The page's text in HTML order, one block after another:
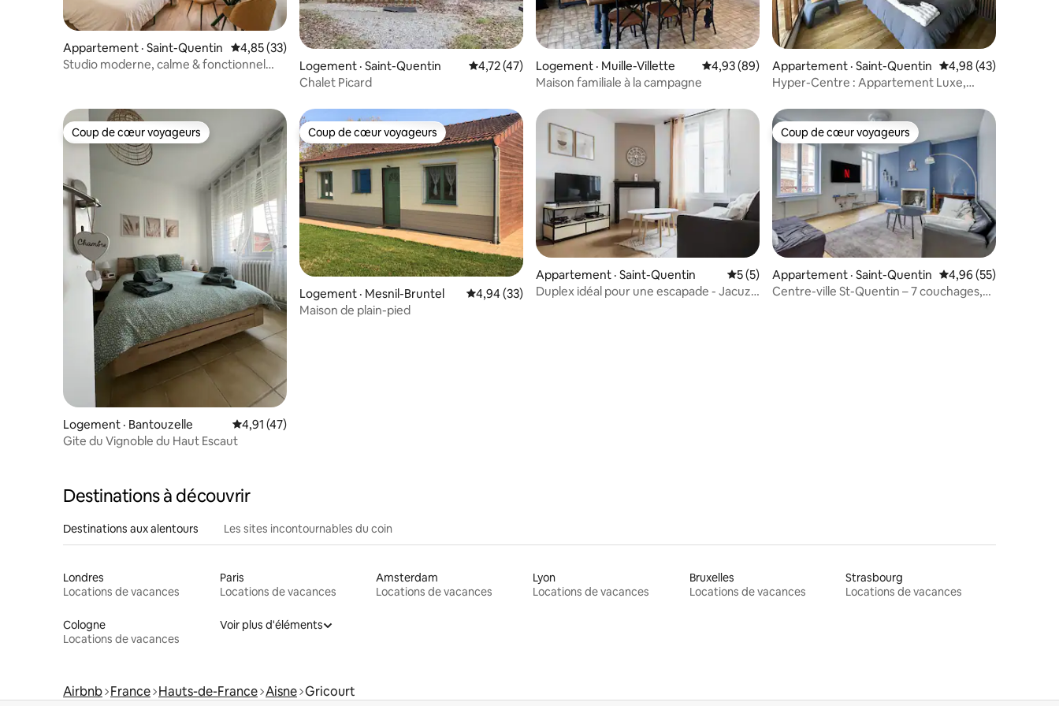
Appartement · Saint-Quentin Note moyenne de 4,85 sur 5, 33 commentaires
4,85 (33)
Studio moderne, calme & fonctionnel
Logement · Saint-Quentin Note moyenne de 4,72 sur 5, 47 commentaires
4,72 (47)
Chalet Picard
Logement · Muille-Villette Note moyenne de 4,93 sur 5, 89 commentaires
4,93 (89)
Maison familiale à la campagne
Appartement · Saint-Quentin Note moyenne de
4,98 (43)
Hyper-Centre : Appartement Luxe,
Coup de cœur voyageurs
Coup de cœur voyageurs
Logement · Bantouzelle Note moyenne de 4,91 sur 5, 47 commentaires
4,91 (47)
Gite du Vignoble du Haut Escaut
Coup de cœur voyageurs
Coup de cœur voyageurs
Logement · Mesnil-Bruntel Note moyenne de 4,94 sur 5, 33 commentaires
4,94 (33)
Maison de plain-pied
Appartement · Saint-Quentin Note moyenne de 5 sur 5, 5 commentaires
5 (5)
Duplex idéal pour une escapade - Jacuzzi
Coup de cœur voyageurs
Coup de cœur voyageurs
Appartement · Saint-Quentin Note moyenne de
4,96 (55)
Centre-ville St-Quentin – 7 couchages,
Destinations à découvrir
Destinations aux alentours Les sites incontournables du coin
Londres
Locations de vacances
Paris
Locations de vacances
Amsterdam
Locations de vacances
Lyon
Locations de vacances
Bruxelles
Locations de vacances
Strasbourg
Locations de vacances
Cologne
Locations de vacances
Voir plus d'éléments
Airbnb France Hauts-de-France Aisne Gricourt